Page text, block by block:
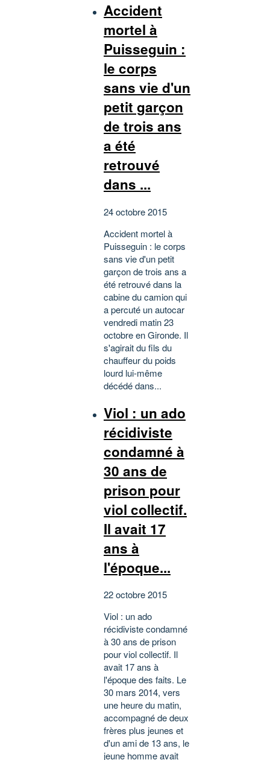
Accident
mortel à
Puisseguin :
le corps
sans vie d'un
petit garçon
de trois ans
a été
retrouvé
dans ...
24 octobre 2015
Accident mortel à
Puisseguin : le corps
sans vie d'un petit
garçon de trois ans a
été retrouvé dans la
cabine du camion qui
a percuté un autocar
vendredi matin 23
octobre en Gironde. Il
s'agirait du fils du
chauffeur du poids
lourd lui-même
décédé dans...
Viol : un ado
récidiviste
condamné à
30 ans de
prison pour
viol collectif.
Il avait 17
ans à
l'époque...
22 octobre 2015
Viol : un ado
récidiviste condamné
à 30 ans de prison
pour viol collectif. Il
avait 17 ans à
l'époque des faits. Le
30 mars 2014, vers
une heure du matin,
accompagné de deux
frères plus jeunes et
d'un ami de 13 ans, le
jeune homme avait